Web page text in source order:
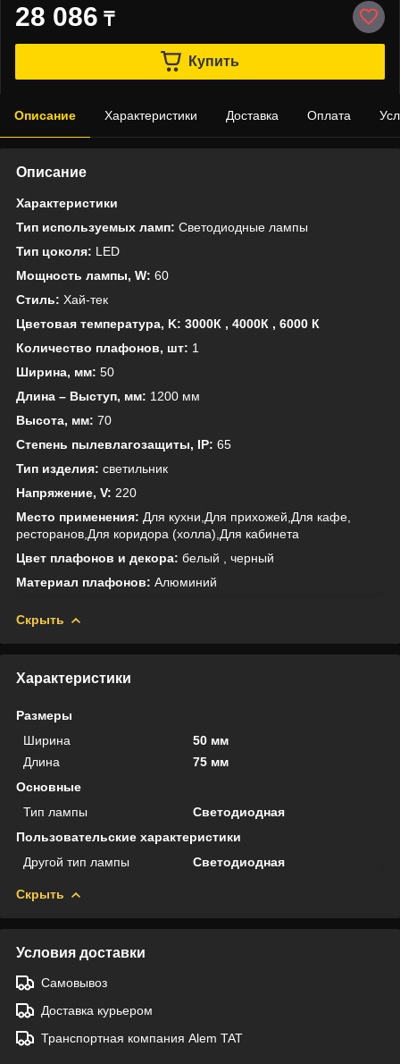
28 086 ₸
Купить
Описание Характеристики Доставка Оплата
Описание
Характеристики
Тип используемых ламп: Светодиодные лампы
Тип цоколя: LED
Мощность лампы, W: 60
Стиль: Хай-тек
Цветовая температура, K: 3000К , 4000К , 6000 К
Количество плафонов, шт: 1
Ширина, мм: 50
Длина – Выступ, мм: 1200 мм
Высота, мм: 70
Степень пылевлагозащиты, IP: 65
Тип изделия: светильник
Напряжение, V: 220
Место применения: Для кухни,Для прихожей,Для кафе,
ресторанов,Для коридора (холла),Для кабинета
Цвет плафонов и декора: белый , черный
Материал плафонов: Алюминий
Скрыть
Характеристики
Размеры
Ширина
50 мм
Длина
75 мм
Основные
Тип лампы
Светодиодная
Пользовательские характеристики
Другой тип лампы
Светодиодная
Скрыть
Условия доставки
Самовывоз
Доставка курьером
Транспортная компания Alem TAT